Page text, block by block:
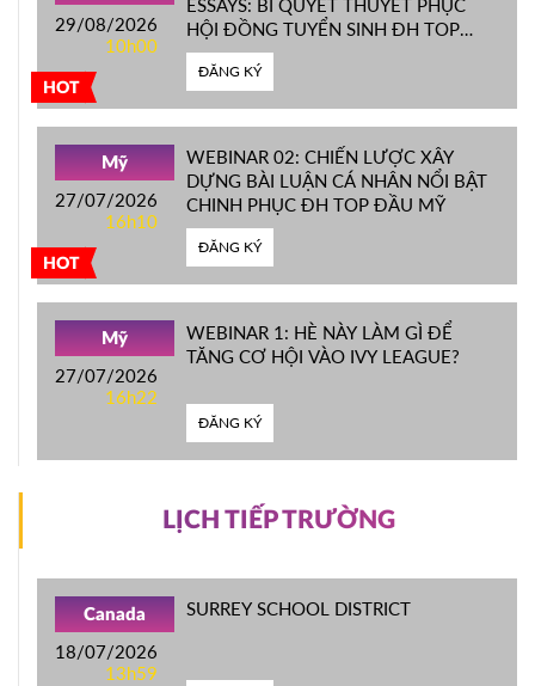
HOT
29/08/2026
10h00
ESSAYS: BÍ QUYẾT THUYẾT PHỤC
HỘI ĐỒNG TUYỂN SINH ĐH TOP
ĐẦU MỸ
ĐĂNG KÝ
HOT
Mỹ
27/07/2026
16h10
WEBINAR 02: CHIẾN LƯỢC XÂY
DỰNG BÀI LUẬN CÁ NHÂN NỔI BẬT
CHINH PHỤC ĐH TOP ĐẦU MỸ
ĐĂNG KÝ
Mỹ
27/07/2026
16h22
WEBINAR 1: HÈ NÀY LÀM GÌ ĐỂ
TĂNG CƠ HỘI VÀO IVY LEAGUE?
ĐĂNG KÝ
LỊCH TIẾP TRƯỜNG
Canada
18/07/2026
13h59
SURREY SCHOOL DISTRICT